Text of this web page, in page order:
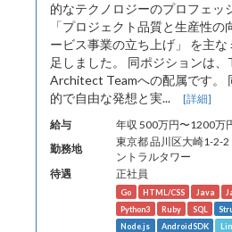
的なテクノロジーのプロフェ
「プロジェクト品質と生産性
ービス事業の立ち上げ」 を主
足しました。 同ポジションは
Architect Teamへの配属です。
的で自由な発想と実... [詳細]
給与
年収 500万円〜1200万
勤務地
東京都 ​品川区大崎1-2-
ントラルタワー
待遇
正社員
Go HTML/CSS Java
Python3
Ruby SQL
Node.js
AndroidSDK